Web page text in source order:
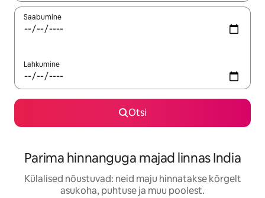
Saabumine
Lahkumine
Otsi
Parima hinnanguga majad linnas India
Külalised nõustuvad: neid maju hinnatakse kõrgelt
asukoha, puhtuse ja muu poolest.